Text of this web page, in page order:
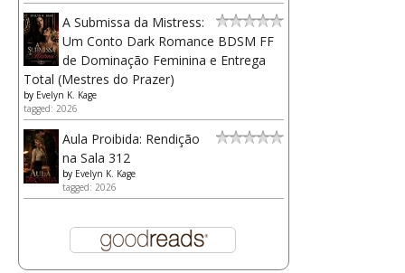
A Submissa da Mistress:
Um Conto Dark Romance BDSM FF
de Dominação Feminina e Entrega
Total (Mestres do Prazer)
by Evelyn K. Kage
tagged: 2026
Aula Proibida: Rendição
na Sala 312
by Evelyn K. Kage
tagged: 2026